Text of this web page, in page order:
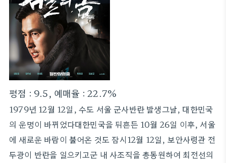
평점 : 9.5, 예매율 : 22.7%
1979년 12월 12일, 수도 서울 군사반란 발생그날, 대한민국
의 운명이 바뀌었다대한민국을 뒤흔든 10월 26일 이후, 서울
에 새로운 바람이 불어온 것도 잠시12월 12일, 보안사령관 전
두광이 반란을 일으키고군 내 사조직을 총동원하여 최전선의